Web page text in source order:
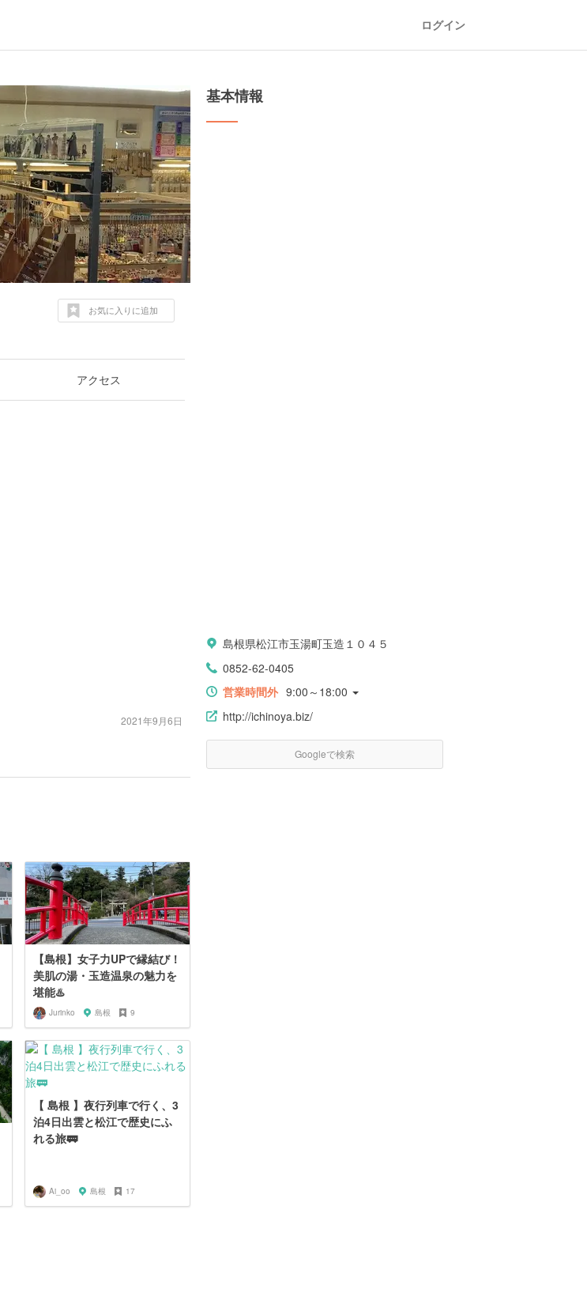
ログイン
お気に入りに追加
アクセス
2021年9月6日
【島根】女子力UPで縁結び！
美肌の湯・玉造温泉の魅力を
堪能♨️
Jurinko 島根 9
【 島根 】夜行列車で行く、3
泊4日出雲と松江で歴史にふ
れる旅🚃
Ai_oo 島根 17
基本情報
島根県松江市玉湯町玉造１０４５
0852-62-0405
営業時間外 9:00～18:00
http://ichinoya.biz/
Googleで検索